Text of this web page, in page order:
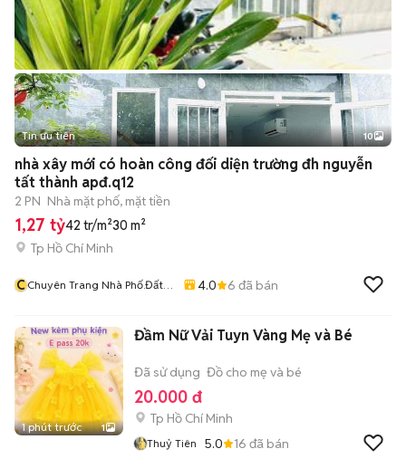
+2
Tin ưu tiên 10
nhà xây mới có hoàn công đối diện trường đh nguyễn
tất thành apđ.q12
2 PN Nhà mặt phố, mặt tiền
1,27 tỷ42 tr/m²30 m²
Tp Hồ Chí Minh
CChuyên Trang Nhà Phố.đất
4.0 6 đã bán
1 phút trước 1
Đầm Nữ Vải Tuyn Vàng Mẹ và Bé
Đã sử dụng Đồ cho mẹ và bé
20.000 đ
Tp Hồ Chí Minh
Thuỷ Tiên 5.0 16 đã bán